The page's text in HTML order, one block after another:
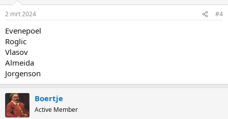
2 mrt 2024 #4
Evenepoel
Roglic
Vlasov
Almeida
Jorgenson
Boertje
Active Member